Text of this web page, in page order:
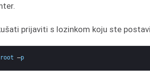
prijaviti s lozinkom koju ste
root –p